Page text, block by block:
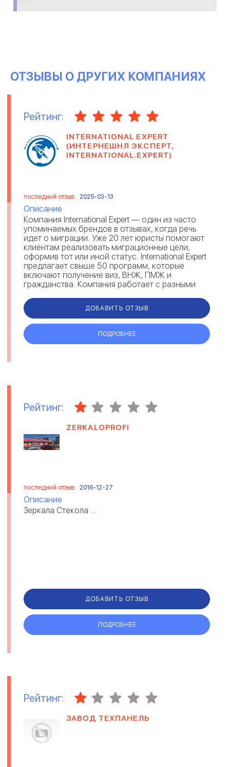
ОТЗЫВЫ О ДРУГИХ КОМПАНИЯХ
Рейтинг:
INTERNATIONAL EXPERT
(ИНТЕРНЕШНЛ ЭКСПЕРТ,
INTERNATIONAL.EXPERT)
последний отзыв: 2025-03-13
Описание
Компания International Expert — один из часто
упоминаемых брендов в отзывах, когда речь
идет о миграции. Уже 20 лет юристы помогают
клиентам реализовать миграционные цели,
оформив тот или иной статус. International Expert
предлагает свыше 50 программ, которые
включают получение виз, ВНЖ, ПМЖ и
гражданства. Компания работает с разными
ДОБАВИТЬ ОТЗЫВ
ПОДРОБНЕЕ
Рейтинг:
ZERKALOPROFI
последний отзыв: 2016-12-27
Описание
Зеркала Стекола ...
ДОБАВИТЬ ОТЗЫВ
ПОДРОБНЕЕ
Рейтинг:
ЗАВОД ТЕХПАНЕЛЬ